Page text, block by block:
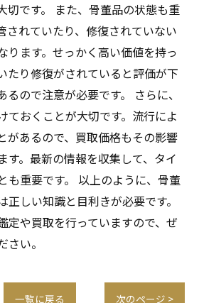
切です。 また、骨董品の状態も重
されていたり、修復されていない
ります。せっかく高い価値を持っ
たり修復がされていると評価が下
ので注意が必要です。 さらに、
ておくことが大切です。流行によ
があるので、買取価格もその影響
す。最新の情報を収集して、タイ
も重要です。 以上のように、骨董
正しい知識と目利きが必要です。
定や買取を行っていますので、ぜ
い。
一覧に戻る 次のページ >